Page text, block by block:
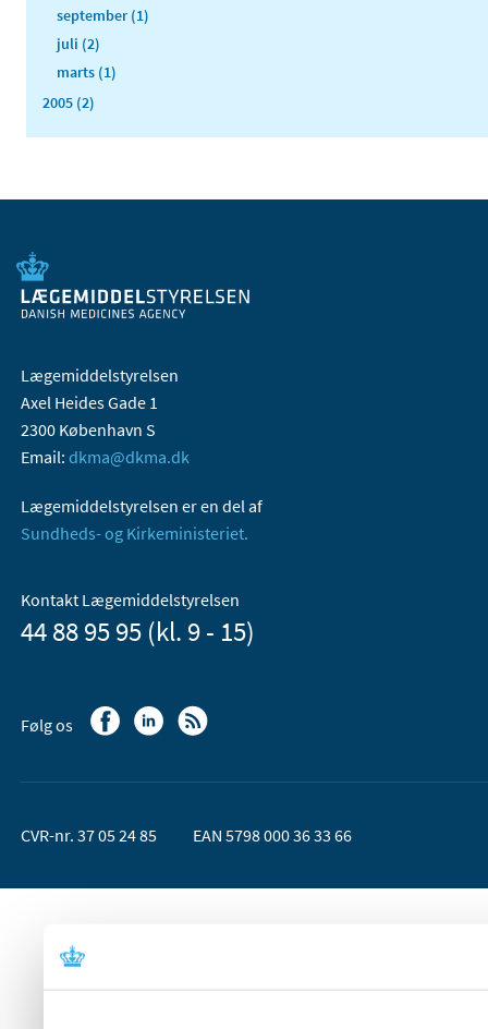
september (1)
juli (2)
marts (1)
2005 (2)
Lægemiddelstyrelsen
Axel Heides Gade 1
2300 København S
Email: dkma@dkma.dk
Lægemiddelstyrelsen er en del af
Sundheds- og Kirkeministeriet.
Kontakt Lægemiddelstyrelsen
44 88 95 95 (kl. 9 - 15)
Følg os
CVR-nr. 37 05 24 85 EAN 5798 000 36 33 66